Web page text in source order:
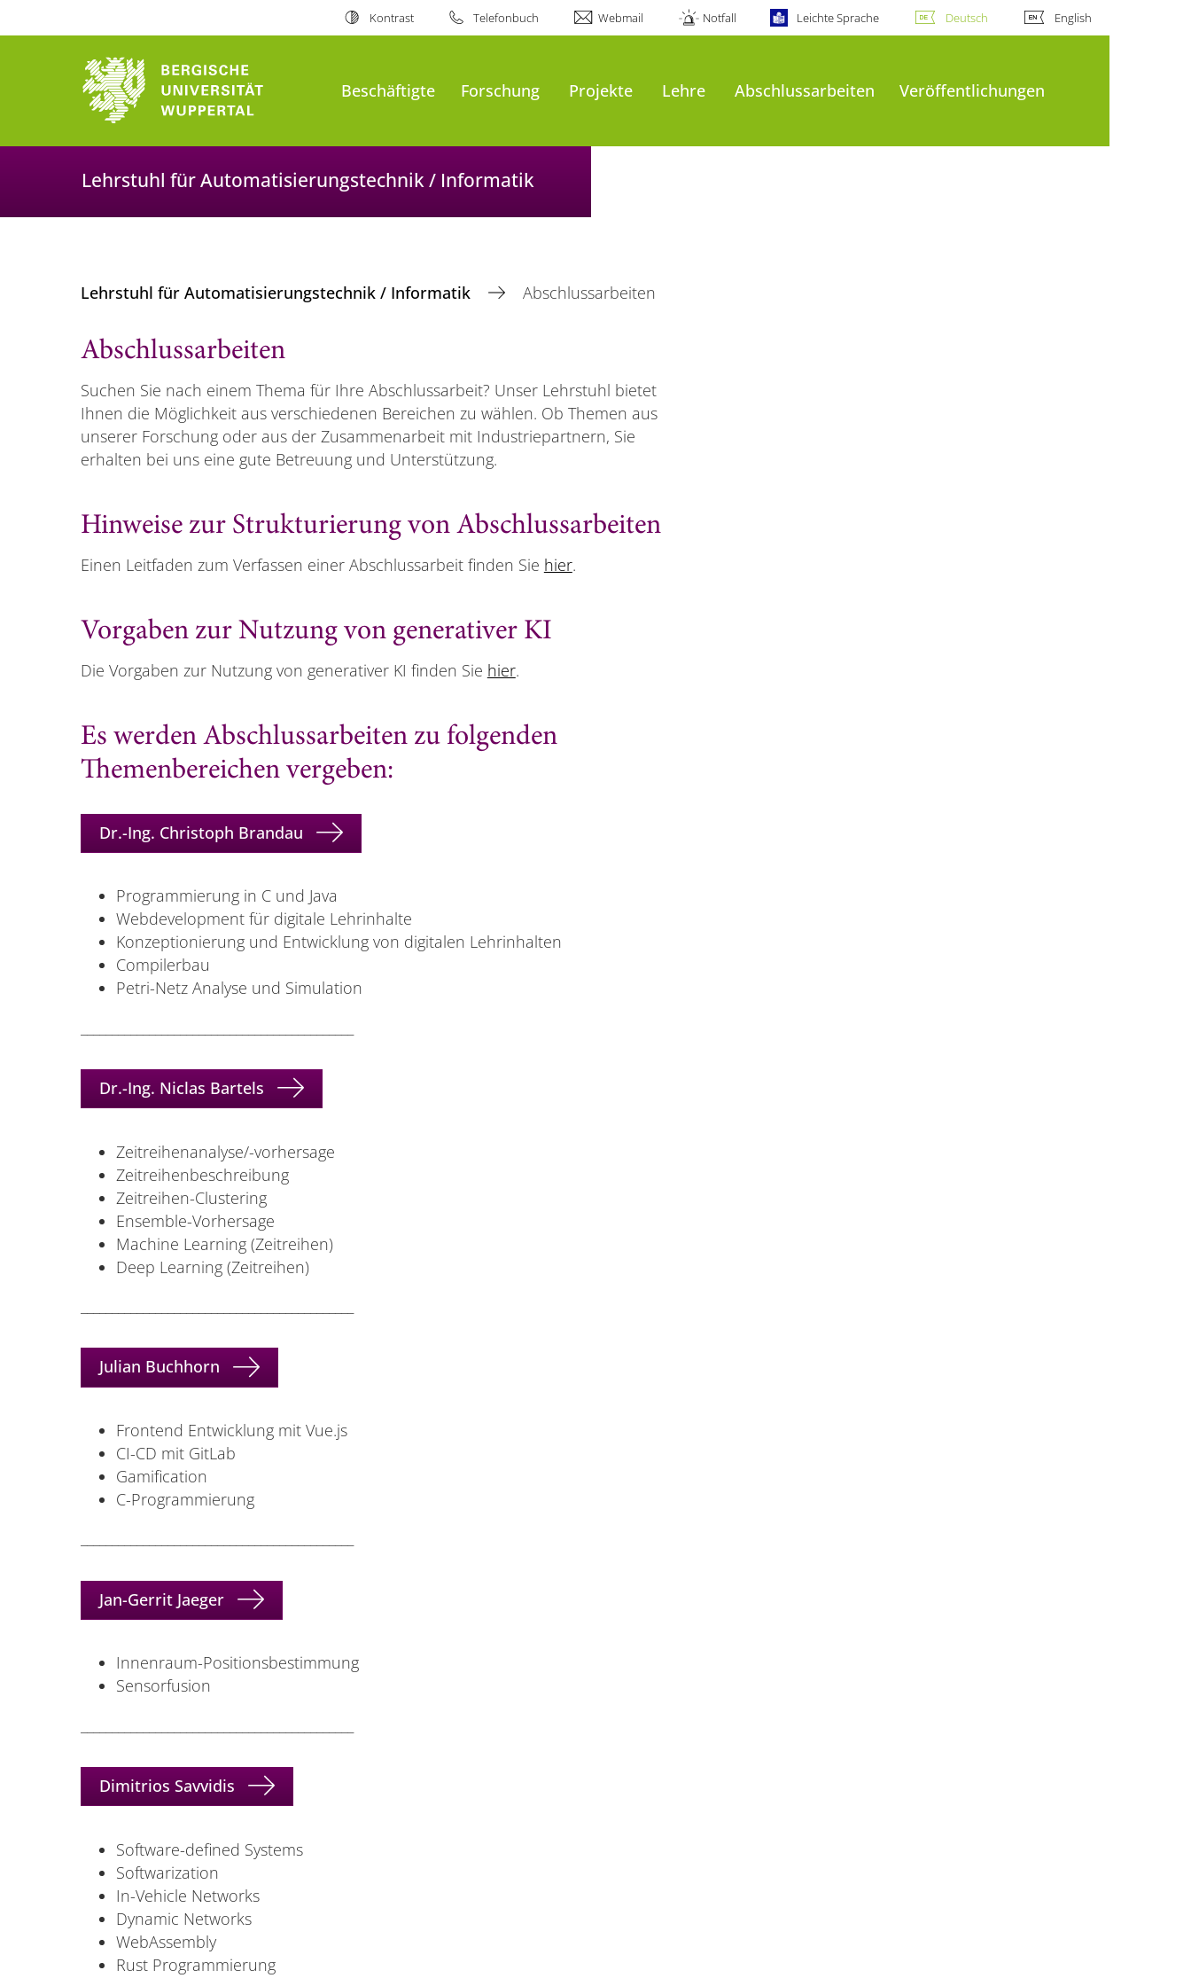
Kontrast Telefonbuch Webmail Notfall Leichte Sprache Deutsch English
Beschäftigte Forschung Projekte Lehre Abschlussarbeiten Veröffentlichungen
Lehrstuhl für Automatisierungstechnik / Informatik
Lehrstuhl für Automatisierungstechnik / Informatik Abschlussarbeiten
Abschlussarbeiten
Suchen Sie nach einem Thema für Ihre Abschlussarbeit? Unser Lehrstuhl bietet
Ihnen die Möglichkeit aus verschiedenen Bereichen zu wählen. Ob Themen aus
unserer Forschung oder aus der Zusammenarbeit mit Industriepartnern, Sie
erhalten bei uns eine gute Betreuung und Unterstützung.
Hinweise zur Strukturierung von Abschlussarbeiten
Einen Leitfaden zum Verfassen einer Abschlussarbeit finden Sie hier.
Vorgaben zur Nutzung von generativer KI
Die Vorgaben zur Nutzung von generativer KI finden Sie hier.
Es werden Abschlussarbeiten zu folgenden
Themenbereichen vergeben:
Dr.-Ing. Christoph Brandau
Programmierung in C und Java
Webdevelopment für digitale Lehrinhalte
Konzeptionierung und Entwicklung von digitalen Lehrinhalten
Compilerbau
Petri-Netz Analyse und Simulation
Dr.-Ing. Niclas Bartels
Zeitreihenanalyse/-vorhersage
Zeitreihenbeschreibung
Zeitreihen-Clustering
Ensemble-Vorhersage
Machine Learning (Zeitreihen)
Deep Learning (Zeitreihen)
Julian Buchhorn
Frontend Entwicklung mit Vue.js
CI-CD mit GitLab
Gamification
C-Programmierung
Jan-Gerrit Jaeger
Innenraum-Positionsbestimmung
Sensorfusion
Dimitrios Savvidis
Software-defined Systems
Softwarization
In-Vehicle Networks
Dynamic Networks
WebAssembly
Rust Programmierung